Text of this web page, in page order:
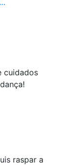
cuidados
raspar a